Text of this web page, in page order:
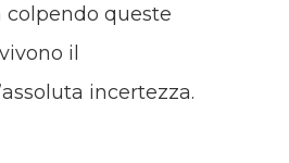
queste
il
incertezza.